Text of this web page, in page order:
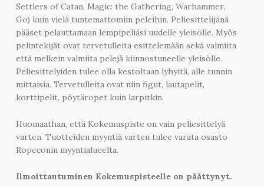
Settlers of Catan, Magic: the Gathering, Warhammer,
Go) kuin vielä tuntemattomiin peleihin. Peliesittelijänä
pääset pelauttamaan lempipeliäsi uudelle yleisölle. Myös
pelintekijät ovat tervetulleita esittelemään sekä valmiita
että melkein valmiita pelejä kiinnostuneelle yleisölle.
Peliesittelyiden tulee olla kestoltaan lyhyitä, alle tunnin
mittaisia. Tervetulleita ovat niin figut, lautapelit,
korttipelit, pöytäropet kuin larpitkin.
Huomaathan, että Kokemuspiste on vain peliesittelyä
varten. Tuotteiden myyntiä varten tulee varata osasto
Ropeconin myyntialueelta.
Ilmoittautuminen Kokemuspisteelle on päättynyt.